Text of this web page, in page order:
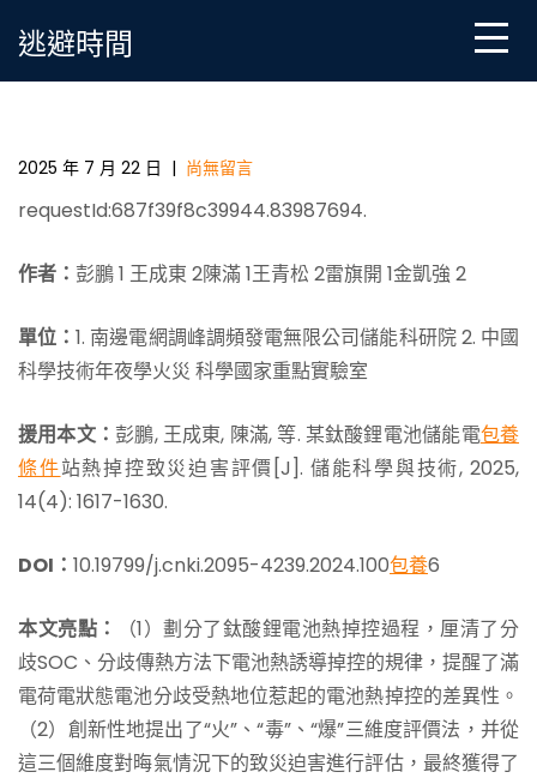
逃避時間
某鈦酸一包養網鋰電池儲能電站熱掉控致災迫害評價
2025 年 7 月 22 日 | 尚無留言
requestId:687f39f8c39944.83987694.
作者： 彭鵬 1 王成東 2陳滿 1王青松 2雷旗開 1金凱強 2
單位：1. 南邊電網調峰調頻發電無限公司儲能科研院 2. 中國
科學技術年夜學火災 科學國家重點實驗室
援用本文： 彭鵬, 王成東, 陳滿, 等. 某鈦酸鋰電池儲能電包養
條件站熱掉控致災迫害評價[J]. 儲能科學與技術, 2025,
14(4): 1617-1630.
DOI： 10.19799/j.cnki.2095-4239.2024.100包養6
本文亮點：
（1）劃分了鈦酸鋰電池熱掉控過程，厘清了分
歧SOC、分歧傳熱方法下電池熱誘導掉控的規律，提醒了滿
電荷電狀態電池分歧受熱地位惹起的電池熱掉控的差異性。
（2）創新性地提出了“火”、“毒”、“爆”三維度評價法，并從
這三個維度對晦氣情況下的致災迫害進行評估，最終獲得了